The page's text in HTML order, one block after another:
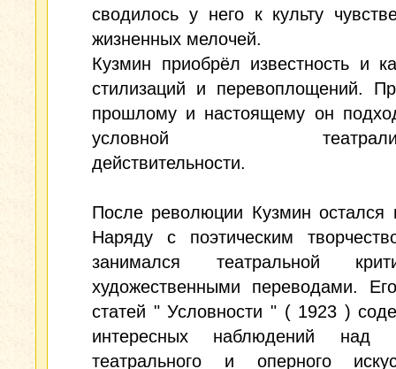
сводилось у него к культу
жизненных мелочей.
Кузмин приобрёл известность и
стилизаций и перевоплощений.
прошлому и настоящему он
условной
действительности.
После революции Кузмин остался
Наряду с поэтическим
занимался театральной
художественными переводами.
статей " Условности " ( 1923 )
интересных наблюдений над
театрального и оперного